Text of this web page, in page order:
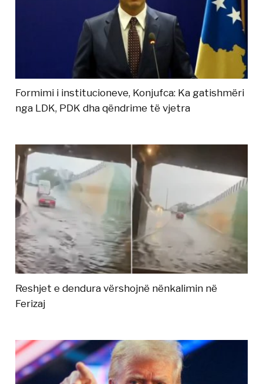
Formimi i institucioneve, Konjufca: Ka gatishmëri
nga LDK, PDK dha qëndrime të vjetra
Reshjet e dendura vërshojnë nënkalimin në
Ferizaj